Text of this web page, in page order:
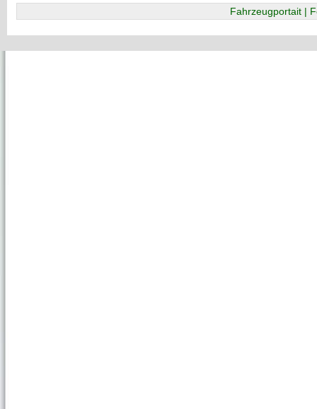
Fahrzeugportait |